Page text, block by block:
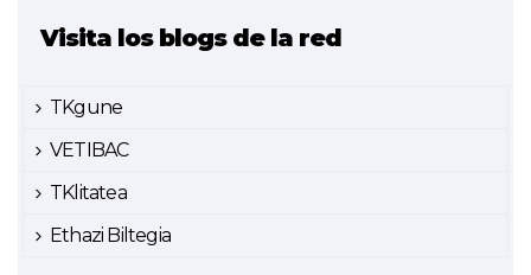
Visita los blogs de la red
TKgune
VETIBAC
TKlitatea
Ethazi Biltegia